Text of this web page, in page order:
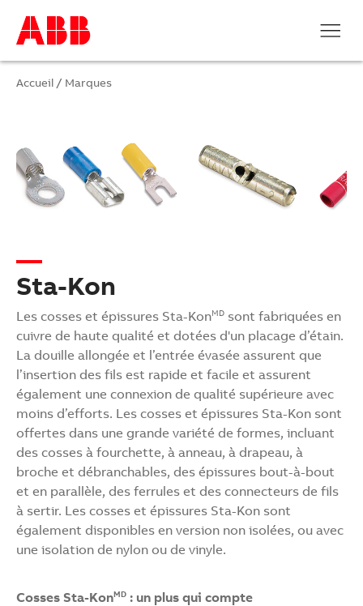
Accueil / Marques
Sta-Kon
Les cosses et épissures Sta-KonMD sont fabriquées en
cuivre de haute qualité et dotées d'un placage d’étain.
La douille allongée et l’entrée évasée assurent que
l’insertion des fils est rapide et facile et assurent
également une connexion de qualité supérieure avec
moins d’efforts. Les cosses et épissures Sta-Kon sont
offertes dans une grande variété de formes, incluant
des cosses à fourchette, à anneau, à drapeau, à
broche et débranchables, des épissures bout-à-bout
et en parallèle, des ferrules et des connecteurs de fils
à sertir. Les cosses et épissures Sta-Kon sont
également disponibles en version non isolées, ou avec
une isolation de nylon ou de vinyle.
Cosses Sta-KonMD : un plus qui compte